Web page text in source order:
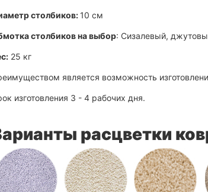
столбиков: 10 см
столбиков на выбор: Сизалевый,
25 кг
является возможность
изготовления 3 - 4 рабочих дня.
расцветки